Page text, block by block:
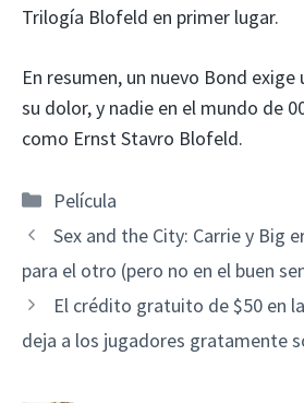
Trilogía Blofeld en primer lugar.
En resumen, un nuevo Bond
su dolor, y nadie en el mundo de
como Ernst Stavro Blofeld.
Categorías
Película
Sex and the City: Carrie y Big
para el otro (pero no en el buen
El crédito gratuito de $50 en
deja a los jugadores gratamente